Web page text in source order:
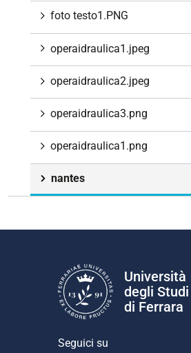
foto testo1.PNG
operaidraulica1.jpeg
operaidraulica2.jpeg
operaidraulica3.png
operaidraulica1.png
nantes
Università
degli Studi
di Ferrara
Seguici su